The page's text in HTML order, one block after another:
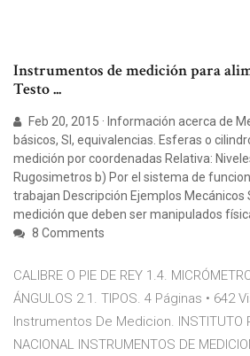
Instrumentos de medición para
Testo ...
Feb 20, 2015 · Información acerca de
básicos, SI, equivalencias. Esferas o
medición por coordenadas Relativa:
Rugosimetros b) Por el sistema de
trabajan Descripción Ejemplos
medición que deben ser manipulados
8 Comments
CALIBRE O PIE DE REY 1.4.
ÁNGULOS 2.1. TIPOS. 4 Páginas • 642
Instrumentos De Medicion. INSTITUTO
NACIONAL INSTRUMENTOS DE